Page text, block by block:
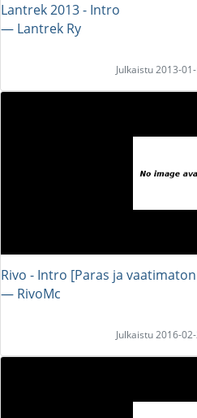
Lantrek 2013 - Intro
― Lantrek Ry
Julkaistu 2013-
Rivo - Intro [Paras ja
― RivoMc
Julkaistu 2016-